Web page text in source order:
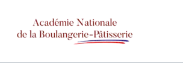
contenu